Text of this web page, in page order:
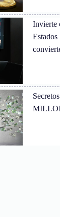
Invierte